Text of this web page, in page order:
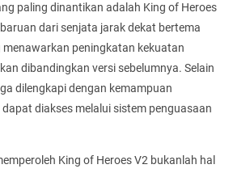
paling dinantikan adalah King of Heroes
dari senjata jarak dekat bertema
menawarkan peningkatan kekuatan
dibandingkan versi sebelumnya. Selain
dilengkapi dengan kemampuan
diakses melalui sistem penguasaan
King of Heroes V2 bukanlah hal